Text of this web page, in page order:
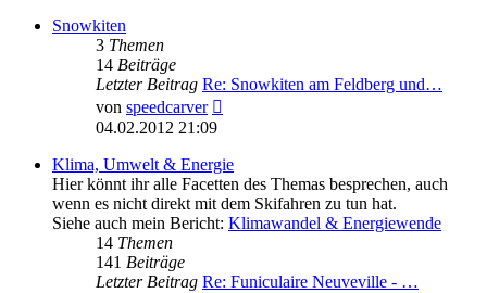
Snowkiten
3 Themen
14 Beiträge
Letzter Beitrag Re: Snowkiten am Feldberg und…
von speedcarver
04.02.2012 21:09
Klima, Umwelt & Energie
Hier könnt ihr alle Facetten des Themas besprechen, auch
wenn es nicht direkt mit dem Skifahren zu tun hat.
Siehe auch mein Bericht: Klimawandel & Energiewende
14 Themen
141 Beiträge
Letzter Beitrag Re: Funiculaire Neuveville - …